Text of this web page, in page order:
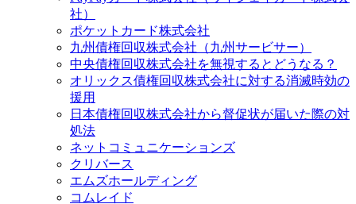
社）
ポケットカード株式会社
九州債権回収株式会社（九州サービサー）
中央債権回収株式会社を無視するとどうなる？
オリックス債権回収株式会社に対する消滅時効の
援用
日本債権回収株式会社から督促状が届いた際の対
処法
ネットコミュニケーションズ
クリバース
エムズホールディング
コムレイド